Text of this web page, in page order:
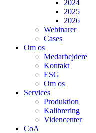
2024
2025
2026
Webinarer
Cases
Om os
Medarbejdere
Kontakt
ESG
Om os
Services
Produktion
Kalibrering
Videncenter
CoA